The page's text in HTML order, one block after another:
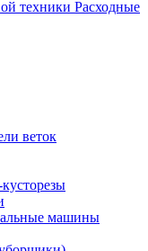
Расходные
веток
машины